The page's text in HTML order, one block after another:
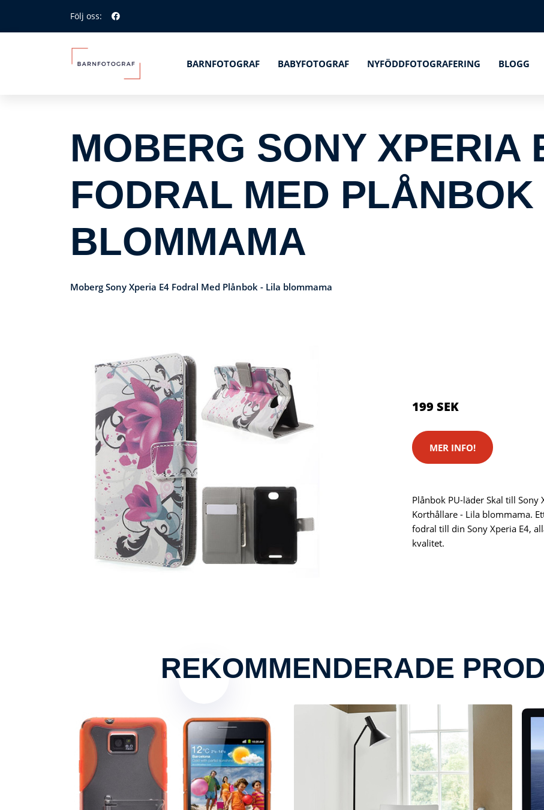
Följ oss:
BARNFOTOGRAF BABYFOTOGRAF NYFÖDDFOTOGRAFERING BLOGG
MOBERG SONY XPERIA
FODRAL MED
BLOMMAMA
Moberg Sony Xperia E4 Fodral Med Plånbok - Lila blommama
199 SEK
MER INFO!
Plånbok PU-läder Skal till Sony
Korthållare - Lila blommama.
fodral till din Sony Xperia E4,
kvalitet.
REKOMMENDERADE